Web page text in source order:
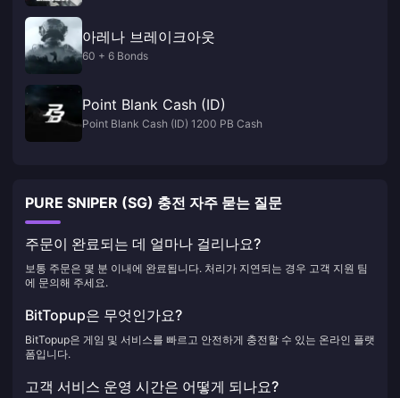
아레나 브레이크아웃
60 + 6 Bonds
Point Blank Cash (ID)
Point Blank Cash (ID) 1200 PB Cash
PURE SNIPER (SG) 충전 자주 묻는 질문
주문이 완료되는 데 얼마나 걸리나요?
보통 주문은 몇 분 이내에 완료됩니다. 처리가 지연되는 경우 고객 지원 팀
에 문의해 주세요.
BitTopup은 무엇인가요?
BitTopup은 게임 및 서비스를 빠르고 안전하게 충전할 수 있는 온라인 플랫
폼입니다.
고객 서비스 운영 시간은 어떻게 되나요?